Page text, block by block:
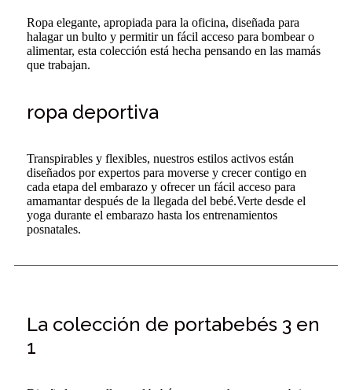
Ropa elegante, apropiada para la oficina, diseñada para
halagar un bulto y permitir un fácil acceso para bombear o
alimentar, esta colección está hecha pensando en las mamás
que trabajan.
ropa deportiva
Transpirables y flexibles, nuestros estilos activos están
diseñados por expertos para moverse y crecer contigo en
cada etapa del embarazo y ofrecer un fácil acceso para
amamantar después de la llegada del bebé.Verte desde el
yoga durante el embarazo hasta los entrenamientos
posnatales.
La colección de portabebés 3 en
1